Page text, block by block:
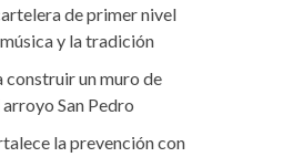
de primer nivel
y la tradición
construir un muro de
San Pedro
la prevención con